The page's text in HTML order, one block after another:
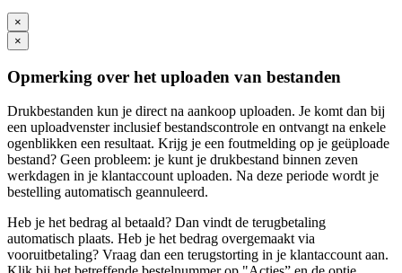
×
×
Opmerking over het uploaden van bestanden
Drukbestanden kun je direct na aankoop uploaden. Je komt dan bij
een uploadvenster inclusief bestandscontrole en ontvangt na enkele
ogenblikken een resultaat. Krijg je een foutmelding op je geüploade
bestand? Geen probleem: je kunt je drukbestand binnen zeven
werkdagen in je klantaccount uploaden. Na deze periode wordt je
bestelling automatisch geannuleerd.
Heb je het bedrag al betaald? Dan vindt de terugbetaling
automatisch plaats. Heb je het bedrag overgemaakt via
vooruitbetaling? Vraag dan een terugstorting in je klantaccount aan.